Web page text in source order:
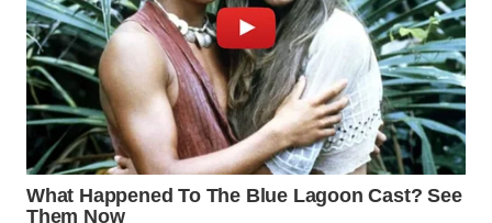
WN
LIKUPANG
WN
LABUANBAJO
WN
BORNEO